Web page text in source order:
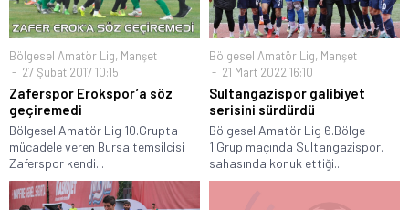
Bölgesel Amatör Lig, Manşet
27 Şubat 2017 10:15
Zaferspor Erokspor’a söz
geçiremedi
Bölgesel Amatör Lig 10.Grupta
mücadele veren Bursa temsilcisi
Zaferspor kendi...
Bölgesel Amatör Lig, Manşet
21 Mart 2022 16:10
Sultangazispor galibiyet
serisini sürdürdü
Bölgesel Amatör Lig 6.Bölge
1.Grup maçında Sultangazispor,
sahasında konuk ettiği...